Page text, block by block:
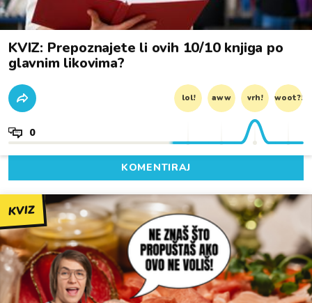
KVIZ: Prepoznajete li ovih 10/10 knjiga po
glavnim likovima?
lol! aww vrh! woot?!
0
KOMENTIRAJ
KVIZ